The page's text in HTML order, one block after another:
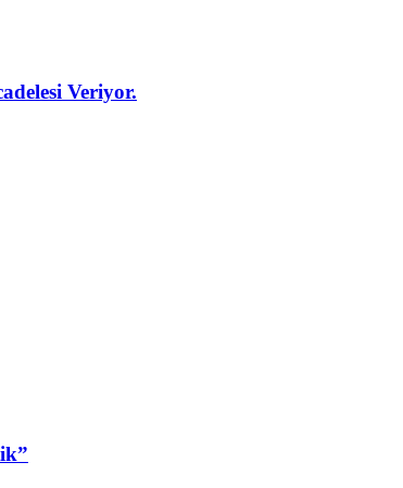
Veriyor.